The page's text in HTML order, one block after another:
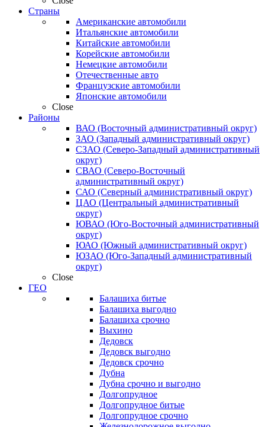
Страны
Американские автомобили
Итальянские автомобили
Китайские автомобили
Корейские автомобили
Немецкие автомобили
Отечественные авто
Французские автомобили
Японские автомобили
Close
Районы
ВАО (Восточный административный округ)
ЗАО (Западный административный округ)
СЗАО (Северо-Западный административный
округ)
СВАО (Северо-Восточный
административный округ)
САО (Северный административный округ)
ЦАО (Центральный административный
округ)
ЮВАО (Юго-Восточный административный
округ)
ЮАО (Южный административный округ)
ЮЗАО (Юго-Западный административный
округ)
Close
ГЕО
Балашиха битые
Балашиха выгодно
Балашиха срочно
Выхино
Дедовск
Дедовск выгодно
Дедовск срочно
Дубна
Дубна срочно и выгодно
Долгопрудное
Долгопрудное битые
Долгопрудное срочно